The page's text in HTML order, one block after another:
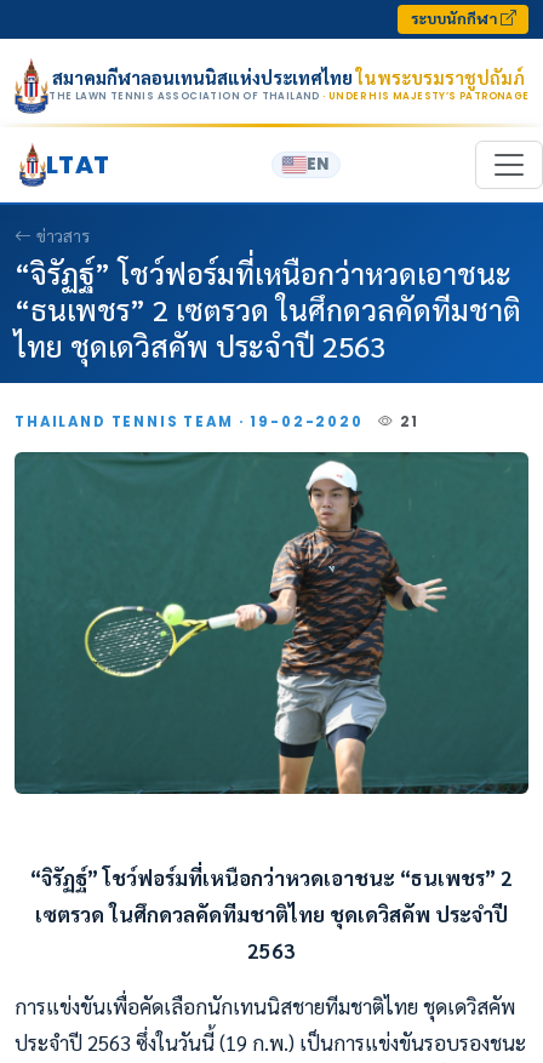
ระบบนักกีฬา
สมาคมกีฬาลอนเทนนิสแห่งประเทศไทยในพระบรมราชูปถัมภ์
THE LAWN TENNIS ASSOCIATION OF THAILAND · UNDER HIS MAJESTY’S PATRONAGE
LTAT EN
ข่าวสาร
“จิรัฏฐ์” โชว์ฟอร์มที่เหนือกว่าหวดเอาชนะ
“ธนเพชร” 2 เซตรวด ในศึกดวลคัดทีมชาติ
ไทย ชุดเดวิสคัพ ประจำปี 2563
THAILAND TENNIS TEAM · 19-02-2020 21
“จิรัฏฐ์” โชว์ฟอร์มที่เหนือกว่าหวดเอาชนะ “ธนเพชร” 2
เซตรวด ในศึกดวลคัดทีมชาติไทย ชุดเดวิสคัพ ประจำปี
2563
การแข่งขันเพื่อคัดเลือกนักเทนนิสชายทีมชาติไทย ชุดเดวิสคัพ
ประจำปี 2563 ซึ่งในวันนี้ (19 ก.พ.) เป็นการแข่งขันรอบรองชนะ